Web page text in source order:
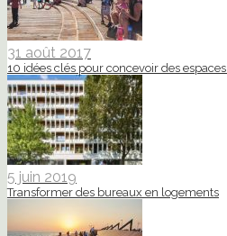
31 août 2017
10 idées clés pour concevoir des
5 juin 2019
Transformer des bureaux en logements